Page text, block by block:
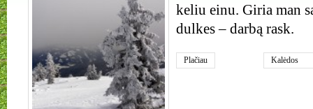
keliu einu. Giria man
dulkes – darbą rask.
Plačiau Kalėdos